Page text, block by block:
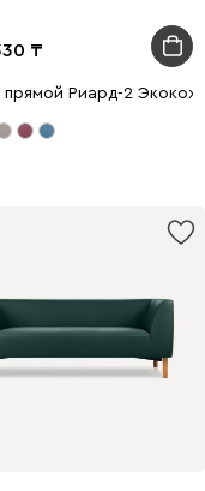
прямой Риард-2